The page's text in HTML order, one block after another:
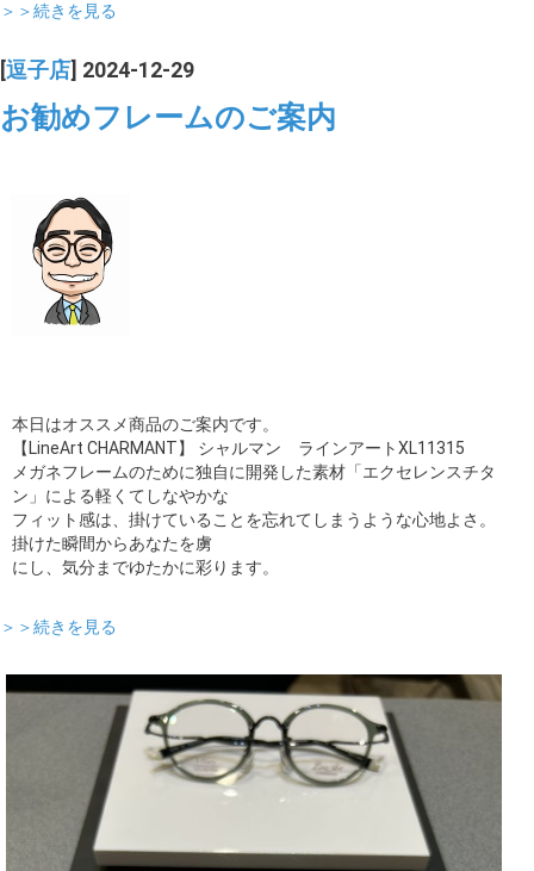
＞＞続きを見る
逗子店 ] 2024-12-29
お勧めフレームのご案内
本日はオススメ商品のご案内です。
【LineArt CHARMANT】 シャルマン ラインアートXL11315
メガネフレームのために独自に開発した素材「エクセレンスチタ
ン」による軽くてしなやかな
フィット感は、掛けていることを忘れてしまうような心地よさ。
掛けた瞬間からあなたを虜
にし、気分までゆたかに彩ります。
＞＞続きを見る